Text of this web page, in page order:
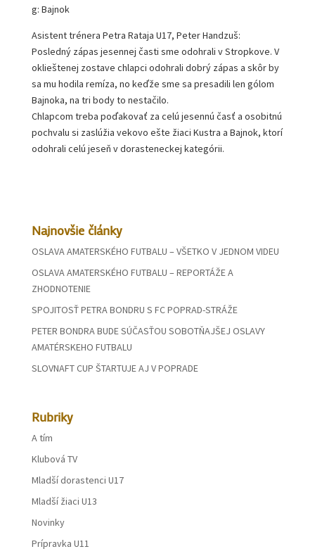
g: Bajnok
Asistent trénera Petra Rataja U17, Peter Handzuš:
Posledný zápas jesennej časti sme odohrali v Stropkove. V
oklieštenej zostave chlapci odohrali dobrý zápas a skôr by
sa mu hodila remíza, no keďže sme sa presadili len gólom
Bajnoka, na tri body to nestačilo.
Chlapcom treba poďakovať za celú jesennú časť a osobitnú
pochvalu si zaslúžia vekovo ešte žiaci Kustra a Bajnok, ktorí
odohrali celú jeseň v dorasteneckej kategórii.
Najnovšie články
OSLAVA AMATERSKÉHO FUTBALU – VŠETKO V JEDNOM VIDEU
OSLAVA AMATERSKÉHO FUTBALU – REPORTÁŽE A
ZHODNOTENIE
SPOJITOSŤ PETRA BONDRU S FC POPRAD-STRÁŽE
PETER BONDRA BUDE SÚČASŤOU SOBOTŇAJŠEJ OSLAVY
AMATÉRSKEHO FUTBALU
SLOVNAFT CUP ŠTARTUJE AJ V POPRADE
Rubriky
A tím
Klubová TV
Mladší dorastenci U17
Mladší žiaci U13
Novinky
Prípravka U11